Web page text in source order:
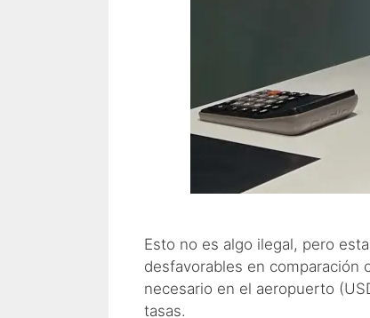
Esto no es algo ilegal, pero
desfavorables en comparación
necesario en el aeropuerto
tasas.